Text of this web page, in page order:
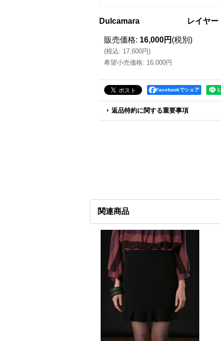
Dulcamara レイヤードフ
販売価格: 16,000円 (税別)
(税込: 17,600円)
希望小売価格: 16,000円
Facebookでシェア
返品特約に関する重要事項
関連商品